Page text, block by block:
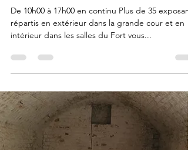
Marché
artisanal et
d'automne 2025
répartis en extérieur dans la grande cour et en
intérieur dans les salles du Fort vous...